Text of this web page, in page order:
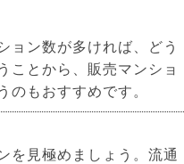
ョン数が多ければ、どう
ことから、販売マンショ
のもおすすめです。
を見極めましょう。流通